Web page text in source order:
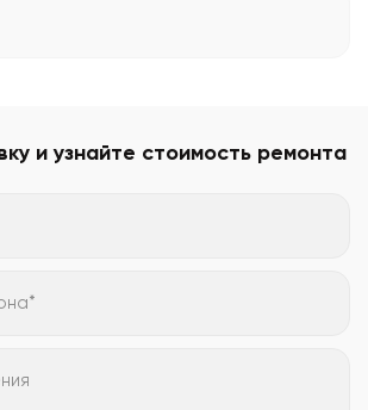
и узнайте стоимость ремонта